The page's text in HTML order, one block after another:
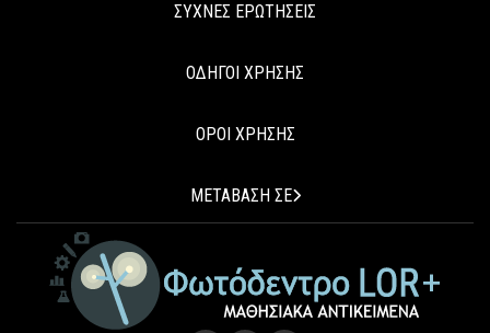
ΣΥΧΝΕΣ ΕΡΩΤΗΣΕΙΣ
ΟΔΗΓΟΙ ΧΡΗΣΗΣ
ΟΡΟΙ ΧΡΗΣΗΣ
ΜΕΤΑΒΑΣΗ ΣΕ